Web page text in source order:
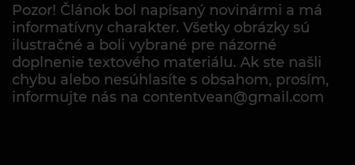
Pozor! Článok bol napísaný novinármi a má
informatívny charakter. Všetky obrázky sú
ilustračné a boli vybrané pre názorné
doplnenie textového materiálu. Ak ste našli
chybu alebo nesúhlasíte s obsahom, prosím,
informujte nás na contentvean@gmail.com